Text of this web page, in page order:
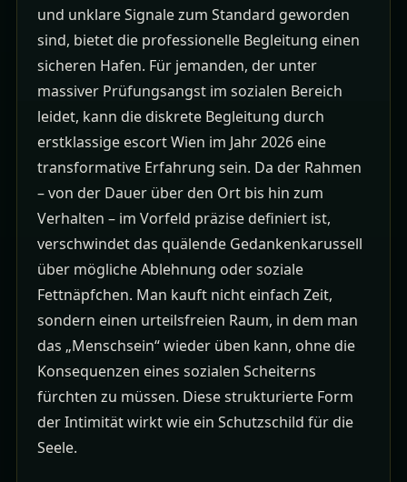
und unklare Signale zum Standard geworden
sind, bietet die professionelle Begleitung einen
sicheren Hafen. Für jemanden, der unter
massiver Prüfungsangst im sozialen Bereich
leidet, kann die diskrete Begleitung durch
erstklassige escort Wien im Jahr 2026 eine
transformative Erfahrung sein. Da der Rahmen
– von der Dauer über den Ort bis hin zum
Verhalten – im Vorfeld präzise definiert ist,
verschwindet das quälende Gedankenkarussell
über mögliche Ablehnung oder soziale
Fettnäpfchen. Man kauft nicht einfach Zeit,
sondern einen urteilsfreien Raum, in dem man
das „Menschsein“ wieder üben kann, ohne die
Konsequenzen eines sozialen Scheiterns
fürchten zu müssen. Diese strukturierte Form
der Intimität wirkt wie ein Schutzschild für die
Seele.